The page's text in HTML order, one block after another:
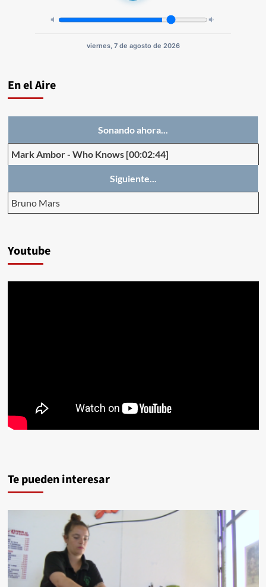
viernes, 7 de agosto de 2026
En el Aire
Sonando ahora...
Mark Ambor- Who Knows [00:02:44]
Siguiente...
Bruno Mars
Youtube
Te pueden interesar